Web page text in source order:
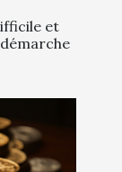
et